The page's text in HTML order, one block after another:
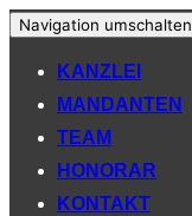
Navigation umschalten
KANZLEI
MANDANTEN
TEAM
HONORAR
KONTAKT